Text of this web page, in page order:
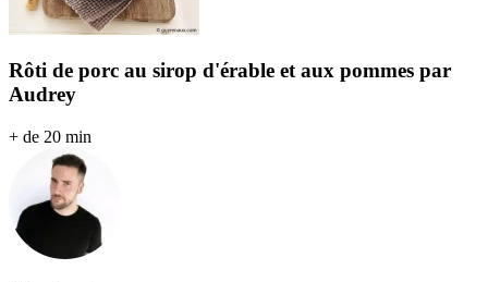
Rôti de porc au sirop d'érable et aux pommes par
Audrey
+ de 20 min